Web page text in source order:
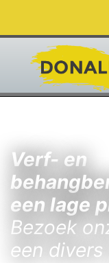
Verf- en
een lage
Bezoek
een